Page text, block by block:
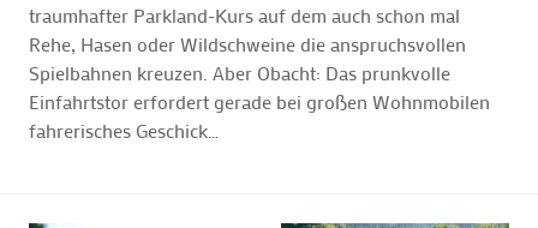
traumhafter Parkland-Kurs auf dem auch schon mal
Rehe, Hasen oder Wildschweine die anspruchsvollen
Spielbahnen kreuzen. Aber Obacht: Das prunkvolle
Einfahrtstor erfordert gerade bei großen Wohnmobilen
fahrerisches Geschick…